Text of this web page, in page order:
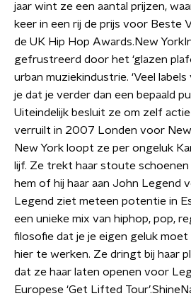
jaar wint ze een aantal prijzen,
keer in een rij de prijs voor Beste
de UK Hip Hop Awards.New
gefrustreerd door het ‘glazen
urban muziekindustrie. ‘Veel
je dat je verder dan een bepaald
Uiteindelijk besluit ze om zelf
verruilt in 2007 Londen voor
New York loopt ze per ongeluk
lijf. Ze trekt haar stoute schoenen
hem of hij haar aan John Legend
Legend ziet meteen potentie in
een unieke mix van hiphop, pop,
filosofie dat je je eigen geluk
hier te werken. Ze dringt bij haar
dat ze haar laten openen voor
Europese ‘Get Lifted